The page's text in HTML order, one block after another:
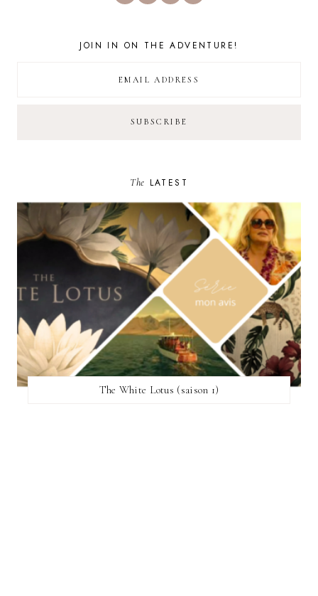
JOIN IN ON THE ADVENTURE!
The LATEST
The White Lotus (saison 1)